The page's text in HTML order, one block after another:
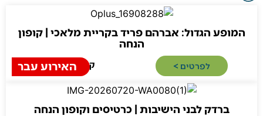
הגדול: אברהם פריד בקריית מלאכי | קופון
לפרטים >​ קריית מלאכיהאירוע עבר
ברדק לבני הישיבות | כרטיסים וקופון הנחה